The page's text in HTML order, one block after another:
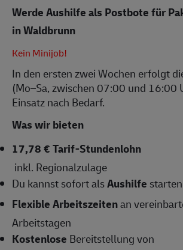
Werde Aushilfe als Postbote für
in Waldbrunn
Kein Minijob!
In den ersten zwei Wochen erfolgt
(Mo–Sa, zwischen 07:00 und 16:00
Einsatz nach Bedarf.
Was wir bieten
17,78 € Tarif-Stundenlohn
inkl. Regionalzulage
Du kannst sofort alsAushilfe starten
Flexible Arbeitszeitenan
Arbeitstagen
Kostenlose Bereitstellung von